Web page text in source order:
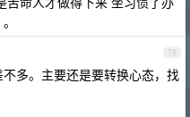
78
多。主要还是要转换心态，找